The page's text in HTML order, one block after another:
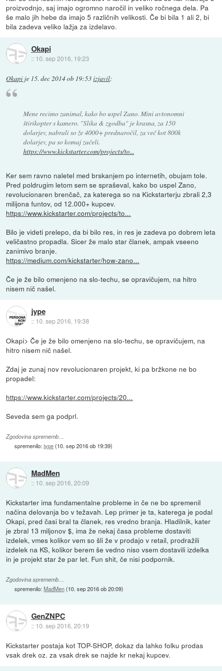
proizvodnjo, saj imajo ogromno naročil in veliko ročnega dela. Pa
še malo jih hebe da imajo 5 različnih velikosti. Če bi bila 1 ali 2, bi
bila zadeva veliko lažja za izdelavo.
Okapi
:: 10. sep 2016, 19:23
Okapi je 15. dec 2014 ob 19:53izjavil:
Mene recimo zanimal, kako bo uspel Zano. Mini avtonomni
štirikopter s kamero. "Slika & zgodba" je krasna, za 150
dolarjev, nabrali so že 4000+ prednaročil, za več kot 800k
dolarjev, pa so komaj začeli.
https://www.kickstarter.com/projects/to...
Ker sem ravno naletel med brskanjem po internetih, obujam tole.
Pred poldrugim letom sem se spraševal, kako bo uspel Zano,
revolucionaren brenčač, za katerega so na Kickstarterju zbrali 2,3
milijona funtov, od 12.000+ kupcev.
https://www.kickstarter.com/projects/to...
Bilo je videti prelepo, da bi bilo res, in res je zadeva po dobrem leta
veličastno propadla. Sicer že malo star članek, ampak vseeno
zanimivo branje.
https://medium.com/kickstarter/how-zano...
Če je že bilo omenjeno na slo-techu, se opravičujem, na hitro
nisem nič našel.
jype
:: 10. sep 2016, 19:38
Okapi> Če je že bilo omenjeno na slo-techu, se opravičujem, na
hitro nisem nič našel.
Zdaj je zunaj nov revolucionaren projekt, ki pa bržkone ne bo
propadel:
https://www.kickstarter.com/projects/20...
Seveda sem ga podprl.
Zgodovina sprememb…
spremenilo:jype(10. sep 2016 ob 19:39)
MadMen
:: 10. sep 2016, 20:09
Kickstarter ima fundamentalne probleme in če ne bo spremenil
načina delovanja bo v težavah. Lep primer je ta, katerega je podal
Okapi, pred časi bral ta članek, res vredno branja. Hladilnik, kater
je zbral 13 miljonov $, ima že nekaj časa probleme dostaviti
izdelek, vmes kolikor vem so šli že v prodajo v retail, prodražili
izdelek na KS, kolikor berem še vedno niso vsem dostavili izdelka
in je projekt star že par let. Fun shit, če nisi podpornik.
Zgodovina sprememb…
spremenilo:MadMen(10. sep 2016 ob 20:09)
GenZNPC
:: 10. sep 2016, 20:19
Kickstarter postaja kot TOP-SHOP, dokaz da lahko folku prodas
vsak drek oz. za vsak drek se najde kr nekaj kupcev.